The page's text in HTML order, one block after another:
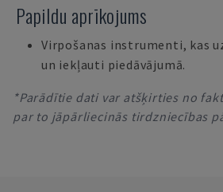
Papildu aprīkojums
Virpošanas instrumenti, kas
un iekļauti piedāvājumā.
*Parādītie dati var atšķirties no
par to jāpārliecinās tirdzniecības